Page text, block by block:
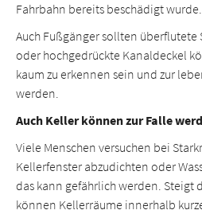
Fahrbahn bereits beschädigt wurde.
Auch Fußgänger sollten
oder hochgedrückte Kanaldeckel
kaum zu erkennen sein und zur
werden.
Auch Keller können zur Falle
Viele Menschen versuchen bei
Kellerfenster abzudichten oder
das kann gefährlich werden. Steigt
können Kellerräume innerhalb